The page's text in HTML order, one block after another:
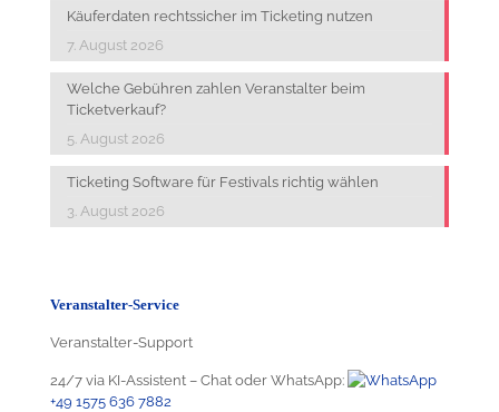
Käuferdaten rechtssicher im Ticketing nutzen
7. August 2026
Welche Gebühren zahlen Veranstalter beim
Ticketverkauf?
5. August 2026
Ticketing Software für Festivals richtig wählen
3. August 2026
Veranstalter-Service
Veranstalter-Support
24/7 via KI-Assistent – Chat oder WhatsApp:
+49 1575 636 7882